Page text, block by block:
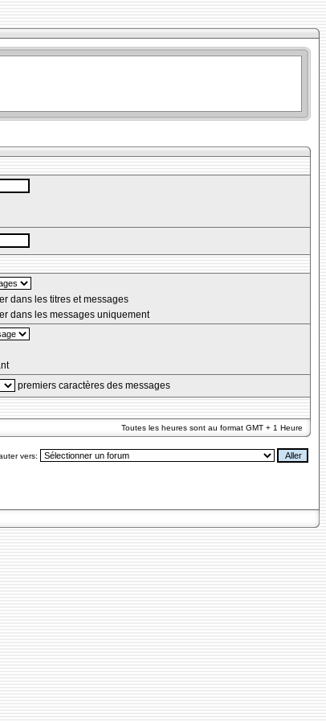
dans les titres et messages
dans les messages uniquement
premiers caractères des messages
Toutes les heures sont au format GMT + 1 Heure
vers: